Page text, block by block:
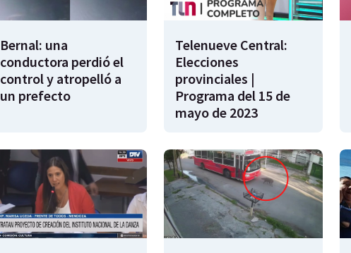
Bernal: una
conductora perdió el
control y atropelló a
un prefecto
Telenueve Central:
Elecciones
provinciales |
Programa del 15 de
mayo de 2023